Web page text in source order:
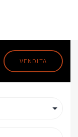
VENDITA